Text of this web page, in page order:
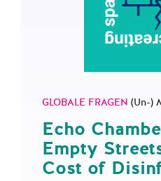
GLOBALE FRAGEN (Un-)
Echo
Empty
Cost of